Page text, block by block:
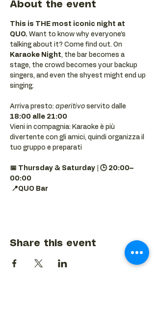
About the event
This is THE most iconic night at
QUO. Want to know why everyone’s
talking about it? Come find out. On
Karaoke Night, the bar becomes a
stage, the crowd becomes your backup
singers, and even the shyest might end up
singing.
Arriva presto: aperitivo servito dalle
18:00 alle 21:00
Vieni in compagnia: Karaoke è più
divertente con gli amici, quindi organizza il
tuo gruppo e preparati
📅 Thursday & Saturday | 🕒 20:00–
00:00
📍QUO Bar
Share this event